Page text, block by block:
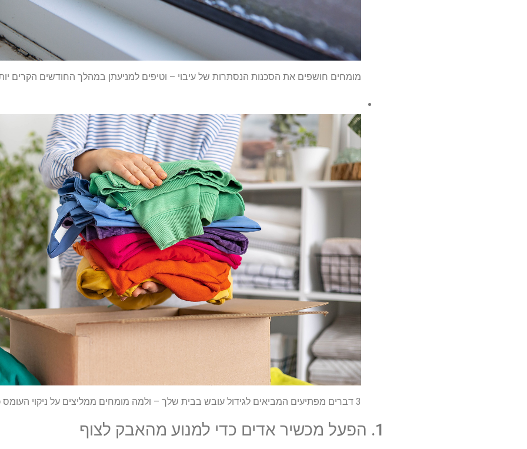
מומחים חושפים את הסכנות הנסתרות של עיבוי – וטיפים למניעתן במהלך החודשים הקרים
3 דברים מפתיעים המביאים לגידול עובש בבית שלך – ולמה מומחים ממליצים על ניקוי העומס כפתרון
1. הפעל מכשיר אדים כדי למנוע מהאבק לצוף